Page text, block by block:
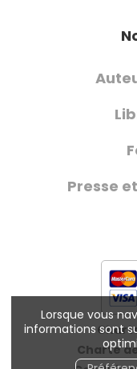
Lorsque vous
informations sont
Presse
Charte